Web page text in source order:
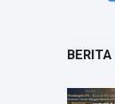
BERITA